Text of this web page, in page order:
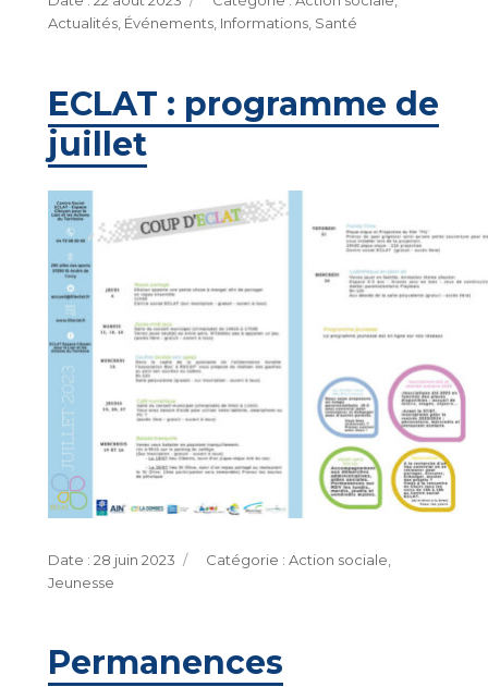
le
Actualités, Événements, Informations, Santé
ECLAT : programme de
juillet
Publié
le
28 juin 2023 Catégories
Action sociale
Jeunesse
Permanences